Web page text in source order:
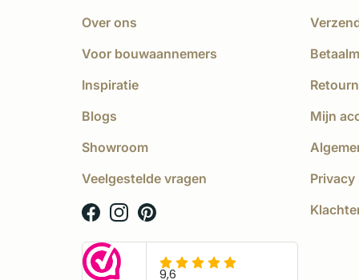
Over ons
Voor bouwaannemers
Inspiratie
Blogs
Showroom
Veelgestelde vragen
Mijn
Privacy